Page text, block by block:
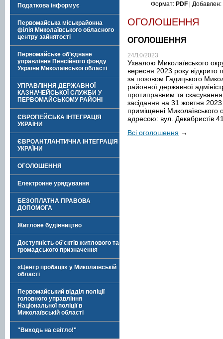
Податкова інформує
Первомайська міськрайонна
філія Миколаївського обласного
центру зайнятості
Первомайське об’єднане
управління Пенсійного фонду
України Миколаївської області
УПРАВЛІННЯ ДЕРЖАВНОЇ
КАЗНАЧЕЙСЬКОЇ СЛУЖБИ У
ПЕРВОМАЙСЬКОМУ РАЙОНІ
ЄВРОПЕЙСЬКА ІНТЕГРАЦІЯ
УКРАЇНИ
ЄВРОАНТЛАНТИЧНА ІНТЕГРАЦІЯ
УКРАЇНИ
ОГОЛОШЕННЯ
Електронне урядування
БЕЗОПЛАТНА ПРАВОВА
ДОПОМОГА
Житлове будівництво
Доступність об'єктів житлового та
громадського призначення
«Центр пробації» у Миколаївській
області
Первомайський відділ поліції
головного управління
Національної поліції в
Миколаївській області
"Виходь на світло!"
Формат: PDF | Добавлен:
ОГОЛОШЕННЯ
ОГОЛОШЕННЯ
24/10/2023
Ухвалою Миколаївського
вересня 2023 року відкрито
за позовом Гадицького
районної державної
протиправним та
засідання на 31 жовтня
приміщенні Миколаївського
адресою: вул. Декабристів
Всі оголошення →